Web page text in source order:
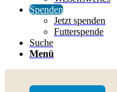
Spenden
Jetzt spenden
Futterspende
Suche
Menü